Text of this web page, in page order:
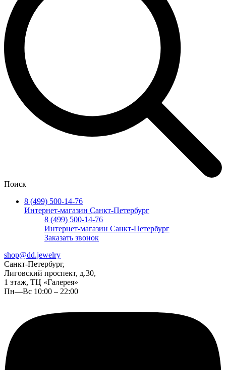
Поиск
8 (499) 500-14-76
Интернет-магазин Санкт-Петербург
8 (499) 500-14-76
Интернет-магазин Санкт-Петербург
Заказать звонок
shop@dd.jewelry
Санкт-Петербург,
Лиговский проспект, д.30,
1 этаж, ТЦ «Галерея»
Пн—Вс 10:00 – 22:00